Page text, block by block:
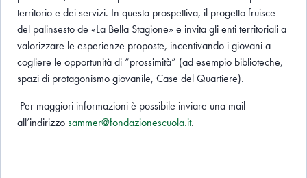
territorio e dei servizi. In questa prospettiva, il progetto fruisce
del palinsesto de «La Bella Stagione» e invita gli enti territoriali a
valorizzare le esperienze proposte, incentivando i giovani a
cogliere le opportunità di “prossimità” (ad esempio biblioteche,
spazi di protagonismo giovanile, Case del Quartiere).
Per maggiori informazioni è possibile inviare una mail
all’indirizzosammer@fondazionescuola.it.